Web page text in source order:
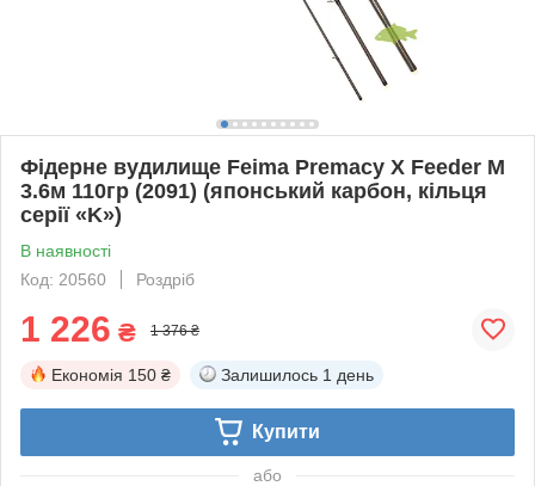
Фідерне вудилище Feima Premacy X Feeder M
3.6м 110гр (2091) (японський карбон, кільця
серії «K»)
В наявності
Код: 20560
Роздріб
1 226 ₴ 1 376 ₴
Економія 150 ₴ Залишилось 1 день
Купити
або